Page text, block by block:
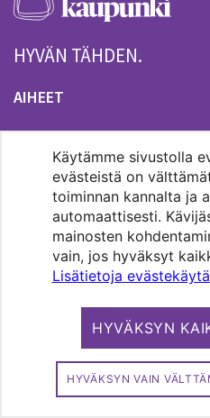
Käytämme sivustolla
evästeistä on
toiminnan kannalta ja
automaattisesti.
mainosten
vain, jos hyväksyt
Lisätietoja
HYVÄKSYN
HYVÄKSYN VAIN
HYVÄN TÄHDEN.
AIHEET
HYVÄ ELÄMÄ
PUHEENVUOROT
HENGELLISYYS
AUDIOT
RSS-SYÖTTEET
PAIKALLISET